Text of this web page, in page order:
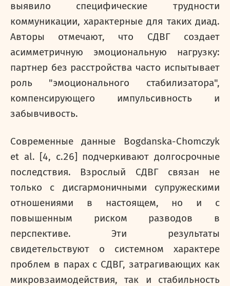
выявило специфические трудности
коммуникации, характерные для таких диад.
Авторы отмечают, что СДВГ создает
асимметричную эмоциональную нагрузку:
партнер без расстройства часто испытывает
роль "эмоционального стабилизатора",
компенсирующего импульсивность и
забывчивость.
Современные данные Bogdanska-Chomczyk
et al. [4, c.26] подчеркивают долгосрочные
последствия. Взрослый СДВГ связан не
только с дисгармоничными супружескими
отношениями в настоящем, но и с
повышенным риском разводов в
перспективе. Эти результаты
свидетельствуют о системном характере
проблем в парах с СДВГ, затрагивающих как
микровзаимодействия, так и стабильность